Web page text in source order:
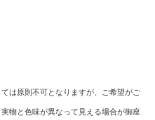
は原則不可となりますが、ご希望がご
物と色味が異なって見える場合が御座